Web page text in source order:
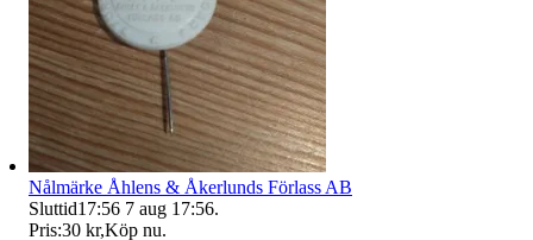
Nålmärke Åhlens & Åkerlunds Förlass AB
Sluttid17:56 7 aug 17:56.
Pris:30 kr,Köp nu.